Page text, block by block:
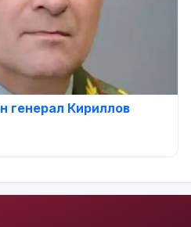
генерал Кириллов